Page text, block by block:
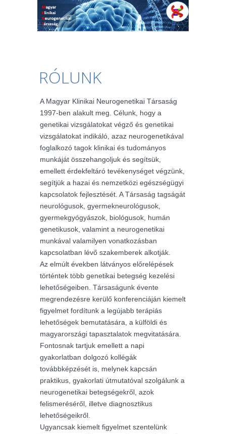
RÓLUNK
A Magyar Klinikai Neurogenetikai Társaság
1997-ben alakult meg. Célunk, hogy a
genetikai vizsgálatokat végző és genetikai
vizsgálatokat indikáló, azaz neurogenetikával
foglalkozó tagok klinikai és tudományos
munkáját összehangoljuk és segítsük,
emellett érdekfeltáró tevékenységet végzünk,
segítjük a hazai és nemzetközi egészségügyi
kapcsolatok fejlesztését. A Társaság tagságát
neurológusok, gyermekneurológusok,
gyermekgyógyászok, biológusok, humán
genetikusok, valamint a neurogenetikai
munkával valamilyen vonatkozásban
kapcsolatban lévő szakemberek alkotják.
Az elmúlt években látványos előrelépések
történtek több genetikai betegség kezelési
lehetőségeiben. Társaságunk évente
megrendezésre kerülő konferenciáján kiemelt
figyelmet fordítunk a legújabb terápiás
lehetőségek bemutatására, a külföldi és
magyarországi tapasztalatok megvitatására.
Fontosnak tartjuk emellett a napi
gyakorlatban dolgozó kollégák
továbbképzését is, melynek kapcsán
praktikus, gyakorlati útmutatóval szolgálunk a
neurogenetikai betegségekről, azok
felismeréséről, illetve diagnosztikus
lehetőségeikről.
Ugyancsak kiemelt figyelmet szentelünk